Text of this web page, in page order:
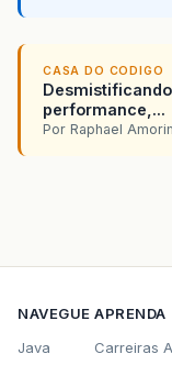
CASA DO CODIGO
performance,...
Por Raphael
NAVEGUE
Java
APRENDA
Carreiras